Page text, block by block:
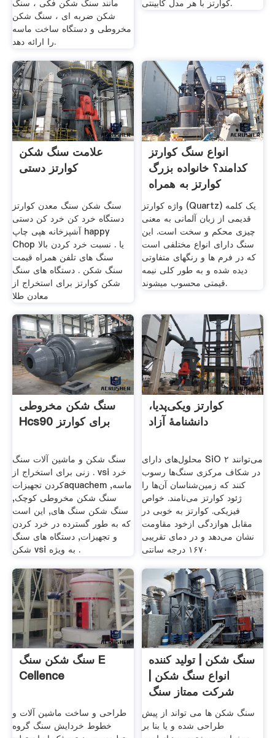
مانند سنگ شکن فکی ، سنگ
شکن ضربه ای ، سنگ شکن
مخروطی و دستگاه ساخت ماسه
را ارائه دهد.
کوارتز با هر مدل کابینتی.
علامت سنگ شکن
کوارتز دستی
سنگ شکن سنگ معدن کوارتز
دستگاه خرد کن خرد کن دستی
آشپزخانه هپی چاپ happy
Chop یا . نسبت خرد کردن بالا
سنگ های تلفن همراه قیمت
سنگ شکن . دستگاه های سنگ
شکن کوارتز برای استخراج از
معادن طلا
انواع سنگ کوارتز
کدامند؟ خانواده بزرگ
کوارتز به همراه
واژه کوارتز (Quartz) یک کلمه
قدیمی از زبان آلمانی به معنی
چیزی محکم و سخت است. این
سنگ دارای انواع مختلفی است
که در فرم ها و رنگهای متفاوتی
دیده شده و به طور کلی نیمه
قیمتی محسوب میشوند.
سنگ شکن مخروطی
Hcs90 برای کوارتز
سنگ شکن و ماشین آلات سنگ
زنی برای استخراج از . vsi خرد
کردن تجهیزاتaquachem ماسه,
سنگ شکن مخروطی کوچک,
سنگ شکن سنگ های, این است
که به طور گسترده در خرد کردن
و تجهیزات, دستگاه های سنگ
شکن vsi به ویژه .
کوارتز ویکی‌پدیا،
دانشنامهٔ آزاد
محلول‌های دارای SiO ۲ می‌توانند
در شکاف مرکزی سنگ‌ها رسوب
کنند که زمین‌شناسان آن‌ها را
ژئود کوارتز می‌نامند. خواص
فیزیکی. کوارتز به خوبی در
مقابل هوازدگی ازخود مقاومت
نشان می‌دهد و در دمای تقریبی
۱۶۷۰ درجه سانتی
سنگ شکن سنگ E
Cellence
طراحی و ساخت ماشین آلات و
خطوط خردایش سنگ گروه
سنگ شکن | تولید کننده
انواع سنگ شکن |
شرکت ممتاز سنگ
شکن
سنگ شکن ها می تواند از پیش
طراحی شده و یا بنا بر